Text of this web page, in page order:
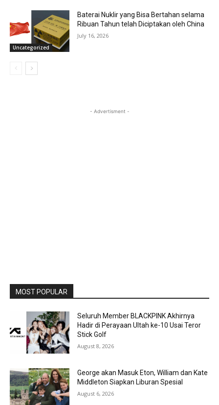
Uncategorized
Baterai Nuklir yang Bisa Bertahan selama
Ribuan Tahun telah Diciptakan oleh China
July 16, 2026
- Advertisment -
MOST POPULAR
Seluruh Member BLACKPINK Akhirnya
Hadir di Perayaan Ultah ke-10 Usai Teror
Stick Golf
August 8, 2026
George akan Masuk Eton, William dan Kate
Middleton Siapkan Liburan Spesial
August 6, 2026